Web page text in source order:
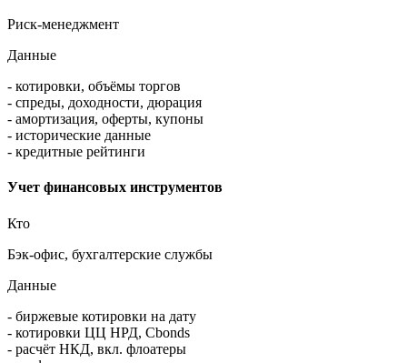
Расчет и оценка рисков
Кто
Риск-менеджмент
Данные
- котировки, объёмы торгов
- амортизация, оферты, купоны
- исторические данные
Учет финансовых инструментов
Кто
Бэк-офис, бухгалтерские службы
Данные